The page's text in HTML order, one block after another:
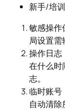
新手/培
敏感操作
局设置需
操作日志
在什么时
志。
临时账号
自动清除